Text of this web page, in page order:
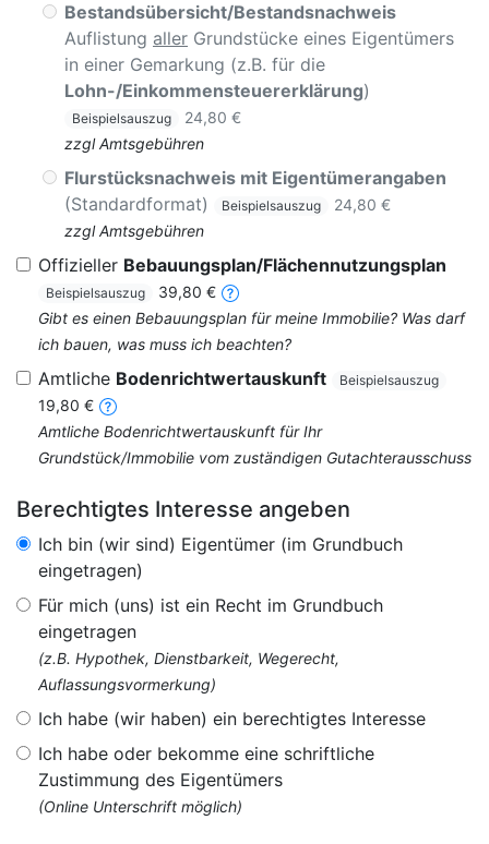
Bestandsübersicht/Bestandsnachweis
Auflistung aller Grundstücke eines Eigentümers
in einer Gemarkung (z.B. für die
Lohn-/Einkommensteuererklärung)
Beispielsauszug
24,80 €
zzgl Amtsgebühren
Flurstücksnachweis mit Eigentümerangaben
(Standardformat)
Beispielsauszug
24,80 €
zzgl Amtsgebühren
Offizieller Bebauungsplan/Flächennutzungsplan
Beispielsauszug
39,80 €
Gibt es einen Bebauungsplan für meine Immobilie? Was darf
ich bauen, was muss ich beachten?
Amtliche Bodenrichtwertauskunft Beispielsauszug
19,80 €
Amtliche Bodenrichtwertauskunft für Ihr
Grundstück/Immobilie vom zuständigen Gutachterausschuss
Berechtigtes Interesse angeben
Ich bin (wir sind) Eigentümer (im Grundbuch
eingetragen)
Für mich (uns) ist ein Recht im Grundbuch
eingetragen
(z.B. Hypothek, Dienstbarkeit, Wegerecht,
Auflassungsvormerkung)
Ich habe (wir haben) ein berechtigtes Interesse
Ich habe oder bekomme eine schriftliche
Zustimmung des Eigentümers
(Online Unterschrift möglich)